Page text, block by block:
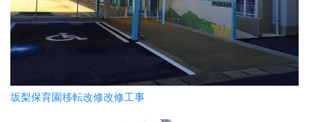
坂梨保育園移転改修改修工事